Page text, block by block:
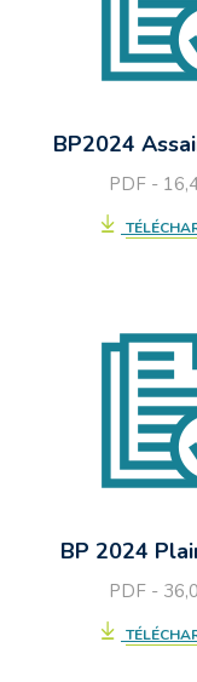
BP2024
PDF -
BP 2024
PDF -